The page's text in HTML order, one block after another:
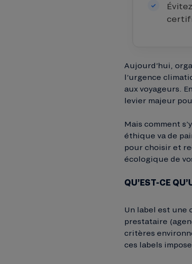
Aujourd’hui,
l’urgence
aux voyageurs.
levier majeur
Mais comment
éthique va de
pour choisir et
écologique de
QU’EST-CE
Un label est une
prestataire
critères
ces labels